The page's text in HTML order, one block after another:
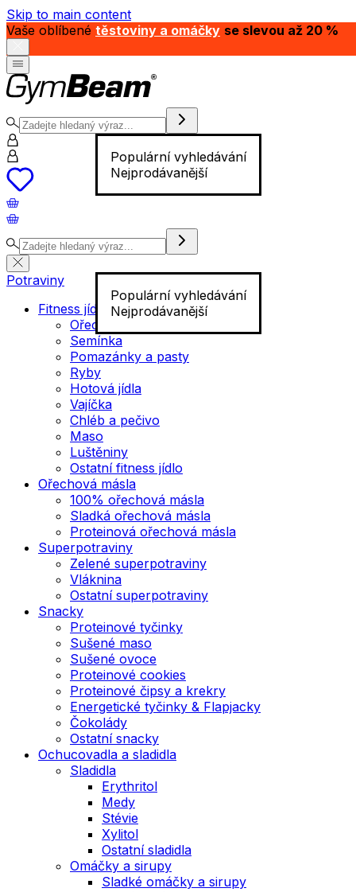
Skip to main content
Vaše oblíbené těstoviny a omáčky se slevou až 20 %
Populární vyhledávání
Nejprodávanější
Populární vyhledávání
Nejprodávanější
Potraviny
Fitness jídlo
Ořechy
Semínka
Pomazánky a pasty
Ryby
Hotová jídla
Vajíčka
Chléb a pečivo
Maso
Luštěniny
Ostatní fitness jídlo
Ořechová másla
100% ořechová másla
Sladká ořechová másla
Proteinová ořechová másla
Superpotraviny
Zelené superpotraviny
Vláknina
Ostatní superpotraviny
Snacky
Proteinové tyčinky
Sušené maso
Sušené ovoce
Proteinové cookies
Proteinové čipsy a krekry
Energetické tyčinky & Flapjacky
Čokolády
Ostatní snacky
Ochucovadla a sladidla
Sladidla
Erythritol
Medy
Stévie
Xylitol
Ostatní sladidla
Omáčky a sirupy
Sladké omáčky a sirupy